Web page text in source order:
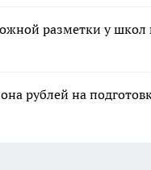
разметки у школ
рублей на